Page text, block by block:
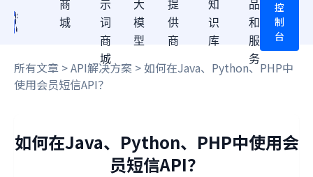
商
城
示
词
商
城
大
模
型
提
供
商
知
识
库
品
和
服
务
控
制
台
所有文章 >API解决方案 > 如何在Java、Python、PHP中
使用会员短信API？
如何在Java、Python、PHP中使用会
员短信API？